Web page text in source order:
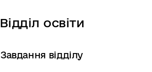
Відділ освіти
Завдання відділу